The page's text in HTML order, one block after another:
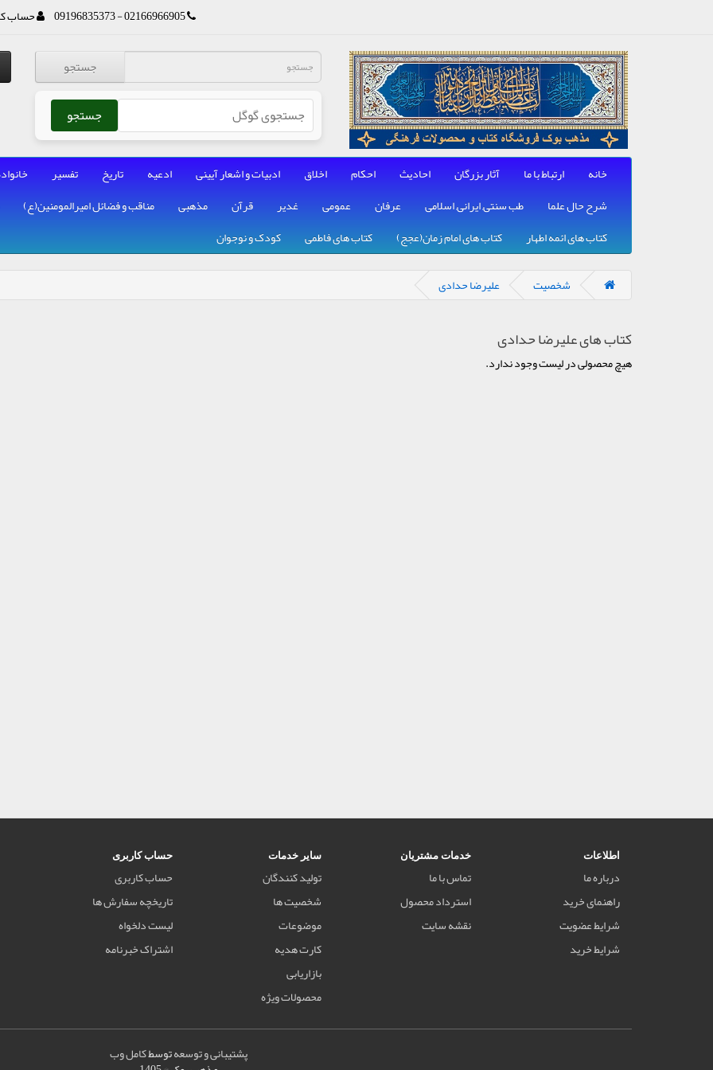
02166966905 - 09196835373 حساب
جستجو
جستجو
خانه ارتباط با ما آثار بزرگان احادیث احکام اخلاق ادبیات و اشعار آیینی ادعیه تاریخ تفسیر
شرح حال علما
طب سنتی, ایرانی, اسلامی عرفان عمومی غدیر قرآن مذهبی مناقب و فضائل امیرالمومنین(ع)
کتاب های ائمه اطهار
کتاب های امام زمان(عجج) کتاب های فاطمی کودک و نوجوان
شخصیت علیرضا حدادی
کتاب های علیرضا حدادی
هیچ محصولی در لیست وجود ندارد.
اطلاعات
درباره ما
راهنمای خرید
شرایط عضویت
شرایط خرید
خدمات مشتریان
تماس با ما
استرداد محصول
نقشه سایت
سایر خدمات
تولید کنندگان
شخصیت ها
موضوعات
کارت هدیه
بازاریابی
محصولات ویژه
حساب کاربری
حساب کاربری
تاریخچه سفارش ها
لیست دلخواه
اشتراک خبرنامه
پشتیبانی و توسعهتوسطکامل وب